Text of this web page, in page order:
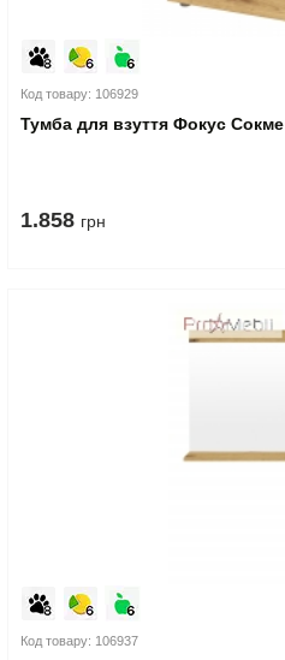
Код товару: 106929
Тумба для взуття Фокус Сокме
1.858 грн
Код товару: 106937